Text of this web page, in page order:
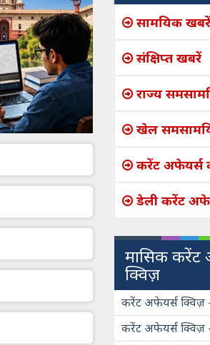
सामयिक खबरें
संक्षिप्त खबरें
राज्य
खेल
करेंट अफेयर्स
डेली करेंट
मासिक करेंट
क्विज़
करेंट अफेयर्स क्विज़
करेंट अफेयर्स क्विज़